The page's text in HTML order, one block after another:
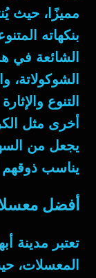
مميزًا، حيث
بنكهاته
الشائعة في
التنوع
أخرى مثل
يجعل من
يناسب
أفضل
تعتبر مدينة
المعسلات،